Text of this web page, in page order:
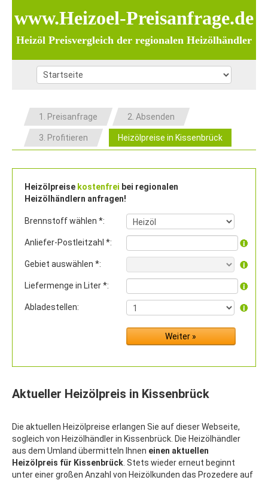
www.Heizoel-Preisanfrage.de
Heizöl Preisvergleich der regionalen Heizölhändler
1. Preisanfrage 2. Absenden
3. Profitieren Heizölpreise in Kissenbrück
Heizölpreise kostenfrei bei regionalen
Heizölhändlern anfragen!
Brennstoff wählen *:
Anliefer-Postleitzahl *:
Gebiet auswählen *:
Liefermenge in Liter *:
Abladestellen:
Aktueller Heizölpreis in Kissenbrück
Die aktuellen Heizölpreise erlangen Sie auf dieser Webseite,
sogleich von Heizölhändler in Kissenbrück. Die Heizölhändler
aus dem Umland übermitteln Ihnen einen aktuellen
Heizölpreis für Kissenbrück . Stets wieder erneut beginnt
unter einer großen Anzahl von Heizölkunden das Prozedere auf